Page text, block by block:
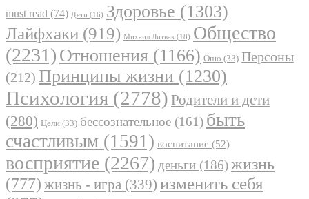
must read (74) Дети (16) Здоровье (1303)
Лайфхаки (919) Михаил Литвак (18) Общество
(2231) Отношения (1166) Ошо (33) Персоны
(212) Принципы жизни (1230)
Психология (2778) Родители и дети
(280) Цели (33) бессознательное (161) быть
счастливым (1591) воспитание (52)
восприятие (2267) деньги (186)жизнь
(777) жизнь - игра (339) изменить себя